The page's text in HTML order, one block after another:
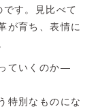
す。見比べて
が育ち、表情に
ていくのか―
特別なものにな